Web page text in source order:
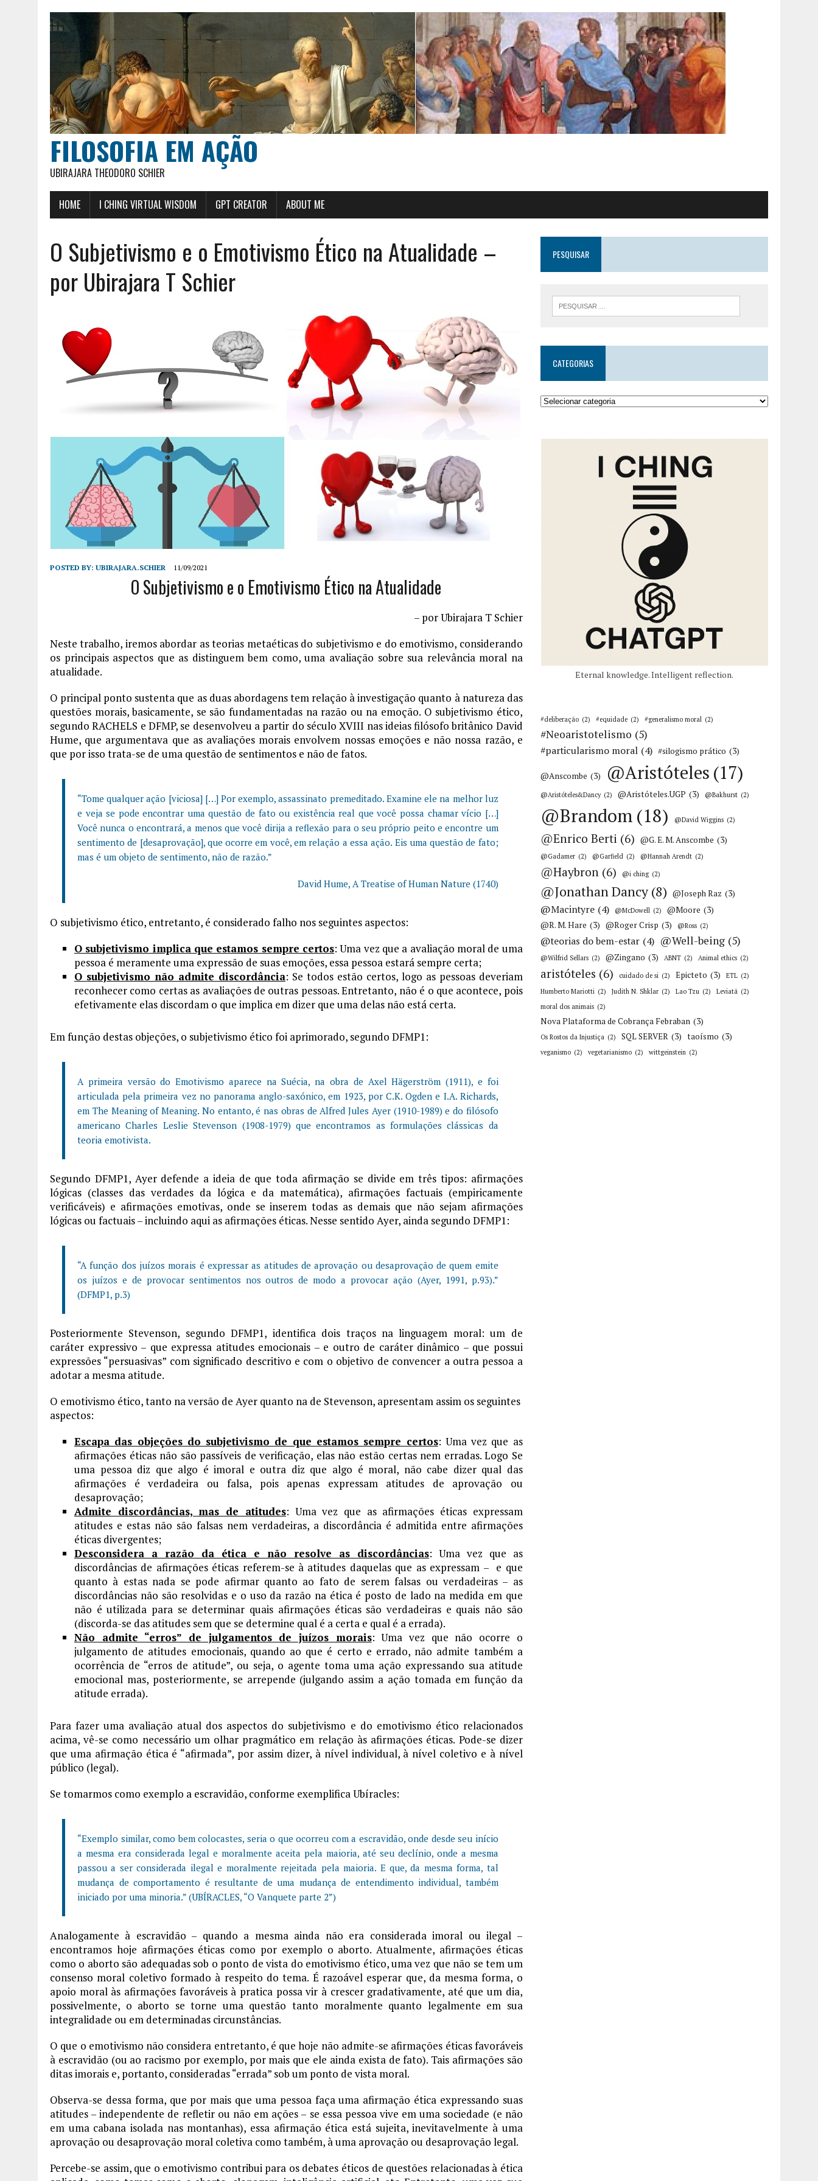
FILOSOFIA EM AÇÃO
UBIRAJARA THEODORO SCHIER
HOME I CHING VIRTUAL WISDOM GPT CREATOR ABOUT ME
O Subjetivismo e o Emotivismo Ético na Atualidade –
por Ubirajara T Schier
POSTED BY: UBIRAJARA.SCHIER 11/09/2021
O Subjetivismo e o Emotivismo Ético na Atualidade
– por Ubirajara T Schier
Neste trabalho, iremos abordar as teorias metaéticas do subjetivismo e do emotivismo, considerando
os principais aspectos que as distinguem bem como, uma avaliação sobre sua relevância moral na
atualidade.
O principal ponto sustenta que as duas abordagens tem relação à investigação quanto à natureza das
questões morais, basicamente, se são fundamentadas na razão ou na emoção. O subjetivismo ético,
segundo RACHELS e DFMP, se desenvolveu a partir do século XVIII nas ideias filósofo britânico David
Hume, que argumentava que as avaliações morais envolvem nossas emoções e não nossa razão, e
que por isso trata-se de uma questão de sentimentos e não de fatos.
“Tome qualquer ação [viciosa] […] Por exemplo, assassinato premeditado. Examine ele na melhor luz
e veja se pode encontrar uma questão de fato ou existência real que você possa chamar vício […]
Você nunca o encontrará, a menos que você dirija a reflexão para o seu próprio peito e encontre um
sentimento de [desaprovação], que ocorre em você, em relação a essa ação. Eis uma questão de fato;
mas é um objeto de sentimento, não de razão.”
David Hume, A Treatise of Human Nature (1740)
O subjetivismo ético, entretanto, é considerado falho nos seguintes aspectos:
O subjetivismo implica que estamos sempre certos: Uma vez que a avaliação moral de uma
pessoa é meramente uma expressão de suas emoções, essa pessoa estará sempre certa;
O subjetivismo não admite discordância: Se todos estão certos, logo as pessoas deveriam
reconhecer como certas as avaliações de outras pessoas. Entretanto, não é o que acontece, pois
efetivamente elas discordam o que implica em dizer que uma delas não está certa.
Em função destas objeções, o subjetivismo ético foi aprimorado, segundo DFMP1:
A primeira versão do Emotivismo aparece na Suécia, na obra de Axel Hägerström (1911), e foi
articulada pela primeira vez no panorama anglo-saxónico, em 1923, por C.K. Ogden e I.A. Richards,
em The Meaning of Meaning. No entanto, é nas obras de Alfred Jules Ayer (1910-1989) e do filósofo
americano Charles Leslie Stevenson (1908-1979) que encontramos as formulações clássicas da
teoria emotivista.
Segundo DFMP1, Ayer defende a ideia de que toda afirmação se divide em três tipos: afirmações
lógicas (classes das verdades da lógica e da matemática), afirmações factuais (empiricamente
verificáveis) e afirmações emotivas, onde se inserem todas as demais que não sejam afirmações
lógicas ou factuais – incluindo aqui as afirmações éticas. Nesse sentido Ayer, ainda segundo DFMP1:
“A função dos juízos morais é expressar as atitudes de aprovação ou desaprovação de quem emite
os juízos e de provocar sentimentos nos outros de modo a provocar ação (Ayer, 1991, p.93).”
(DFMP1, p.3)
Posteriormente Stevenson, segundo DFMP1, identifica dois traços na linguagem moral: um de
caráter expressivo – que expressa atitudes emocionais – e outro de caráter dinâmico – que possui
expressões “persuasivas” com significado descritivo e com o objetivo de convencer a outra pessoa a
adotar a mesma atitude.
O emotivismo ético, tanto na versão de Ayer quanto na de Stevenson, apresentam assim os seguintes
aspectos:
Escapa das objeções do subjetivismo de que estamos sempre certos: Uma vez que as
afirmações éticas não são passíveis de verificação, elas não estão certas nem erradas. Logo Se
uma pessoa diz que algo é imoral e outra diz que algo é moral, não cabe dizer qual das
afirmações é verdadeira ou falsa, pois apenas expressam atitudes de aprovação ou
desaprovação;
Admite discordâncias, mas de atitudes: Uma vez que as afirmações éticas expressam
atitudes e estas não são falsas nem verdadeiras, a discordância é admitida entre afirmações
éticas divergentes;
Desconsidera a razão da ética e não resolve as discordâncias: Uma vez que as
discordâncias de afirmações éticas referem-se à atitudes daquelas que as expressam – e que
quanto à estas nada se pode afirmar quanto ao fato de serem falsas ou verdadeiras – as
discordâncias não são resolvidas e o uso da razão na ética é posto de lado na medida em que
não é utilizada para se determinar quais afirmações éticas são verdadeiras e quais não são
(discorda-se das atitudes sem que se determine qual é a certa e qual é a errada).
Não admite “erros” de julgamentos de juízos morais: Uma vez que não ocorre o
julgamento de atitudes emocionais, quando ao que é certo e errado, não admite também a
ocorrência de “erros de atitude”, ou seja, o agente toma uma ação expressando sua atitude
emocional mas, posteriormente, se arrepende (julgando assim a ação tomada em função da
atitude errada).
Para fazer uma avaliação atual dos aspectos do subjetivismo e do emotivismo ético relacionados
acima, vê-se como necessário um olhar pragmático em relação às afirmações éticas. Pode-se dizer
que uma afirmação ética é “afirmada”, por assim dizer, à nível individual, à nível coletivo e à nível
público (legal).
Se tomarmos como exemplo a escravidão, conforme exemplifica Ubíracles:
“Exemplo similar, como bem colocastes, seria o que ocorreu com a escravidão, onde desde seu início
a mesma era considerada legal e moralmente aceita pela maioria, até seu declínio, onde a mesma
passou a ser considerada ilegal e moralmente rejeitada pela maioria. E que, da mesma forma, tal
mudança de comportamento é resultante de uma mudança de entendimento individual, também
iniciado por uma minoria.” (UBÍRACLES, “O Vanquete parte 2”)
Analogamente à escravidão – quando a mesma ainda não era considerada imoral ou ilegal –
encontramos hoje afirmações éticas como por exemplo o aborto. Atualmente, afirmações éticas
como o aborto são adequadas sob o ponto de vista do emotivismo ético, uma vez que não se tem um
consenso moral coletivo formado à respeito do tema. É razoável esperar que, da mesma forma, o
apoio moral às afirmações favoráveis à pratica possa vir à crescer gradativamente, até que um dia,
possivelmente, o aborto se torne uma questão tanto moralmente quanto legalmente em sua
integralidade ou em determinadas circunstâncias.
O que o emotivismo não considera entretanto, é que hoje não admite-se afirmações éticas favoráveis
à escravidão (ou ao racismo por exemplo, por mais que ele ainda exista de fato). Tais afirmações são
ditas imorais e, portanto, consideradas “errada” sob um ponto de vista moral.
Observa-se dessa forma, que por mais que uma pessoa faça uma afirmação ética expressando suas
atitudes – independente de refletir ou não em ações – se essa pessoa vive em uma sociedade (e não
em uma cabana isolada nas montanhas), essa afirmação ética está sujeita, inevitavelmente à uma
aprovação ou desaprovação moral coletiva como também, à uma aprovação ou desaprovação legal.
Percebe-se assim, que o emotivismo contribui para os debates éticos de questões relacionadas à ética
PESQUISAR
CATEGORIAS
Eternal knowledge. Intelligent reflection.
#deliberação (2) #equidade (2) #generalismo moral (2)
#Neoaristotelismo (5)
#particularismo moral (4) #silogismo prático (3)
@Anscombe (3) @Aristóteles (17)
@Aristóteles&Dancy (2) @Aristóteles.UGP (3) @Bakhurst (2)
@Brandom (18) @David Wiggins (2)
@Enrico Berti (6) @G. E. M. Anscombe (3)
@Gadamer (2) @Garfield (2) @Hannah Arendt (2)
@Haybron (6) @i ching (2)
@Jonathan Dancy (8) @Joseph Raz (3)
@Macintyre (4) @McDowell (2) @Moore (3)
@R. M. Hare (3) @Roger Crisp (3) @Ross (2)
@teorias do bem-estar (4) @Well-being (5)
@Wilfrid Sellars (2) @Zingano (3) ABNT (2) Animal ethics (2)
aristóteles (6) cuidado de si (2) Epicteto (3) ETL (2)
Humberto Mariotti (2) Judith N. Shklar (2) Lao Tzu (2) Leviatã (2)
moral dos animais (2)
Nova Plataforma de Cobrança Febraban (3)
Os Rostos da Injustiça (2) SQL SERVER (3) taoísmo (3)
veganismo (2) vegetarianismo (2) wittgeinstein (2)